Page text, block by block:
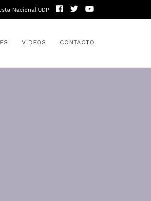
Nacional UDP
VIDEOS CONTACTO